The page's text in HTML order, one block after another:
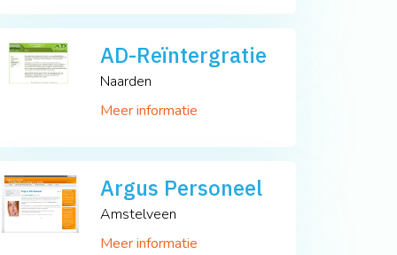
AD-Reïntergratie
Naarden
Meer informatie
Argus Personeel
Amstelveen
Meer informatie